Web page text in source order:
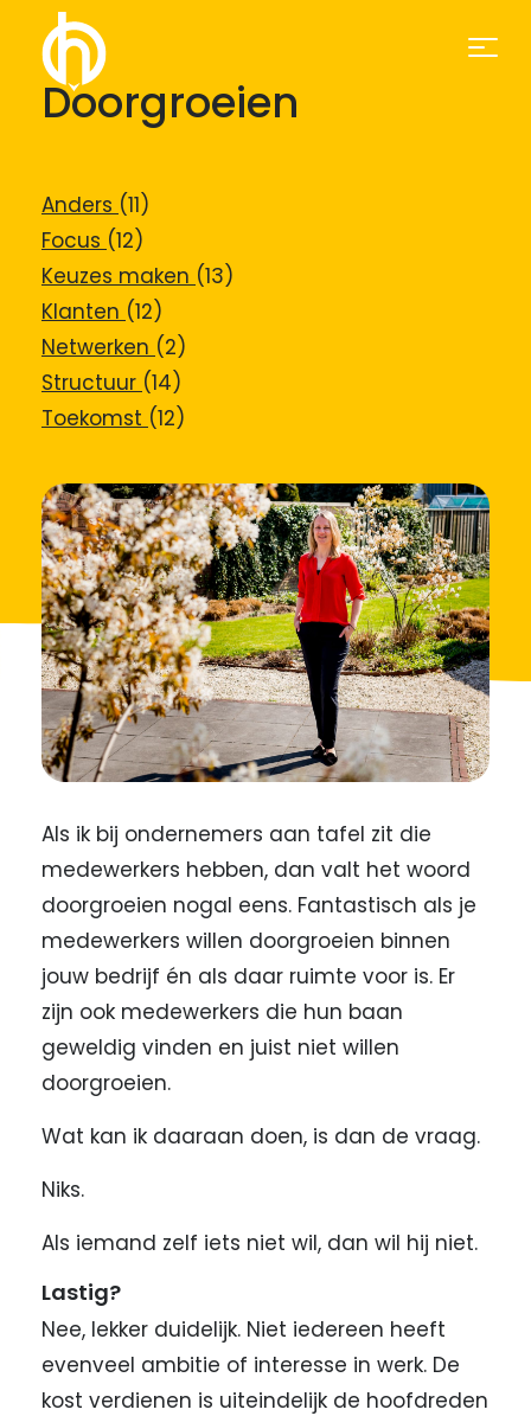
Doorgroeien
Anders (11)
Focus (12)
Keuzes maken (13)
Klanten (12)
Netwerken (2)
Structuur (14)
Toekomst (12)
Als ik bij ondernemers aan tafel zit die
medewerkers hebben, dan valt het woord
doorgroeien nogal eens. Fantastisch als je
medewerkers willen doorgroeien binnen
jouw bedrijf én als daar ruimte voor is. Er
zijn ook medewerkers die hun baan
geweldig vinden en juist niet willen
doorgroeien.
Wat kan ik daaraan doen, is dan de vraag.
Niks.
Als iemand zelf iets niet wil, dan wil hij niet.
Lastig?
Nee, lekker duidelijk. Niet iedereen heeft
evenveel ambitie of interesse in werk. De
kost verdienen is uiteindelijk de hoofdreden